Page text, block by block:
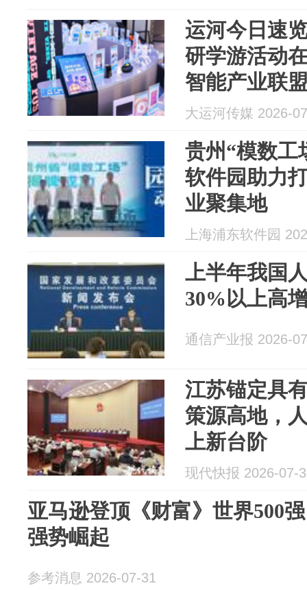
运河今日速
研学游活动
智能产业联
技游·买科技
大运河传媒 2026-
贵州“模数工
软件园助力
业聚集地
上海浦东软件园
上半年我国
30%以上高
通信产业报 2026-
江苏锚定具
策源高地，
上新台阶
现代快报 2026-07-
亚马逊登顶《财富》世界500
强势崛起
参考消息 2026-07-31